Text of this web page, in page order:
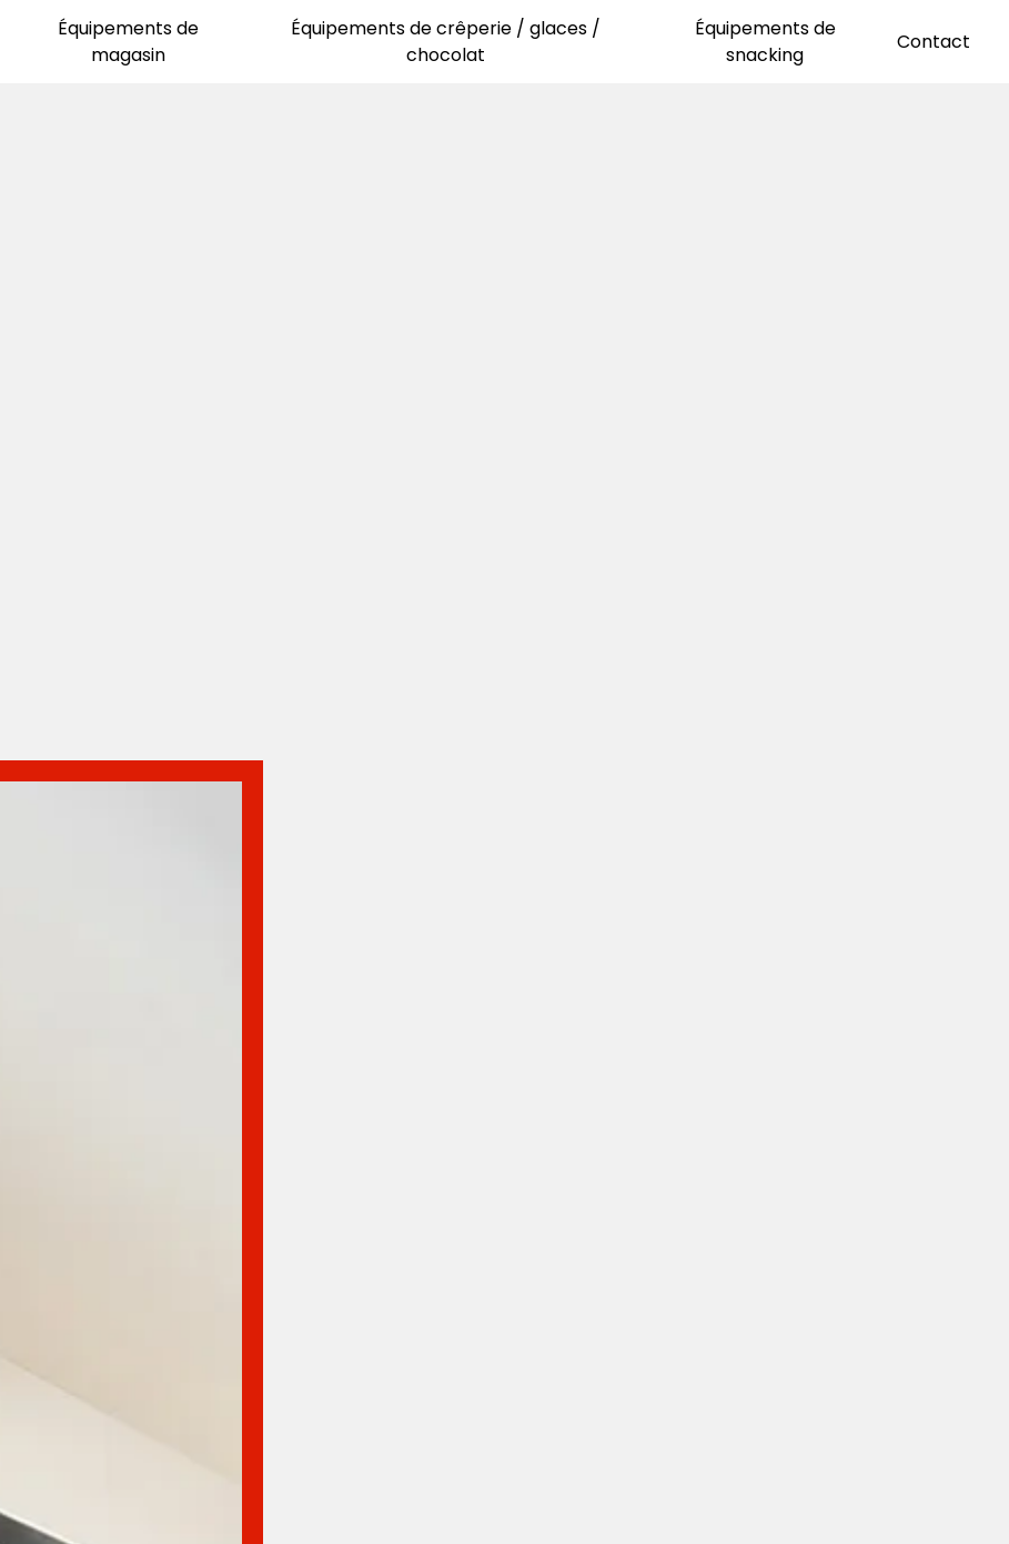
Équipements de
magasin
Équipements de crêperie / glaces /
chocolat
Équipements de
snacking
Contact